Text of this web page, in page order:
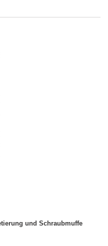
und Schraubmuffe